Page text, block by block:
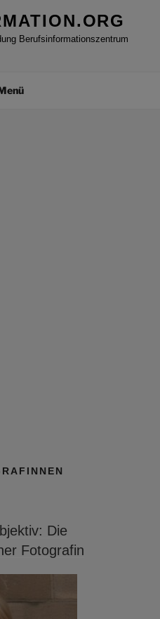
Berufsinformationszentrum
Die
Fotografin